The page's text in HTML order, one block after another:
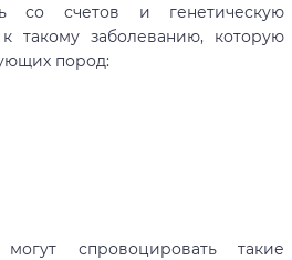
со счетов и генетическую
такому заболеванию, которую
пород:
спровоцировать такие